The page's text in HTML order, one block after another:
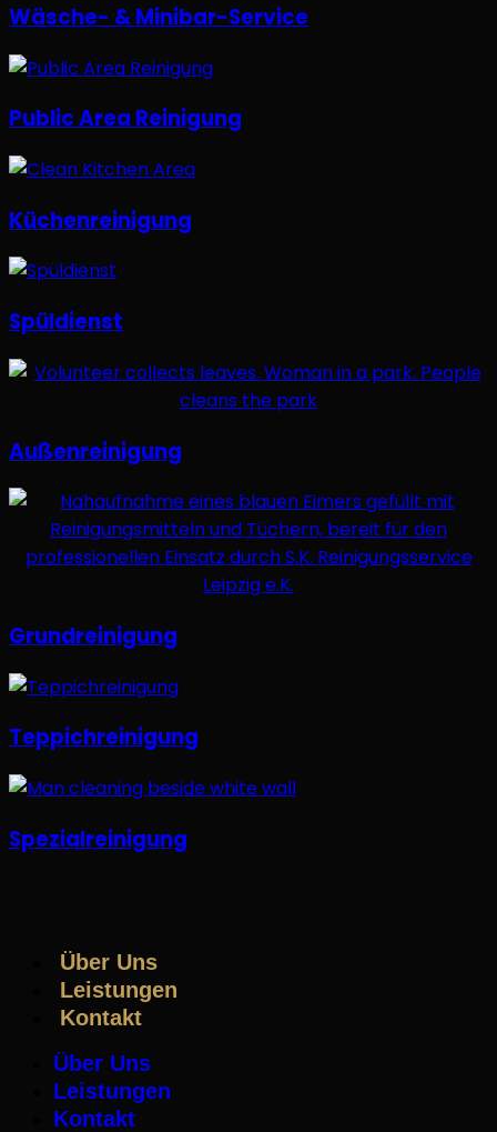
Wäsche- & Minibar-Service
Public Area Reinigung
Küchenreinigung
Spüldienst
Außenreinigung
Grundreinigung
Teppichreinigung
Spezialreinigung
Über Uns
Leistungen
Kontakt
Über Uns
Leistungen
Kontakt